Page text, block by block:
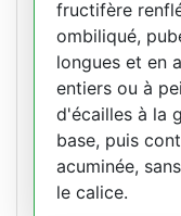
fructifère
ombiliqué,
longues et en
entiers ou à
d'écailles à la
base, puis
acuminée,
le calice.